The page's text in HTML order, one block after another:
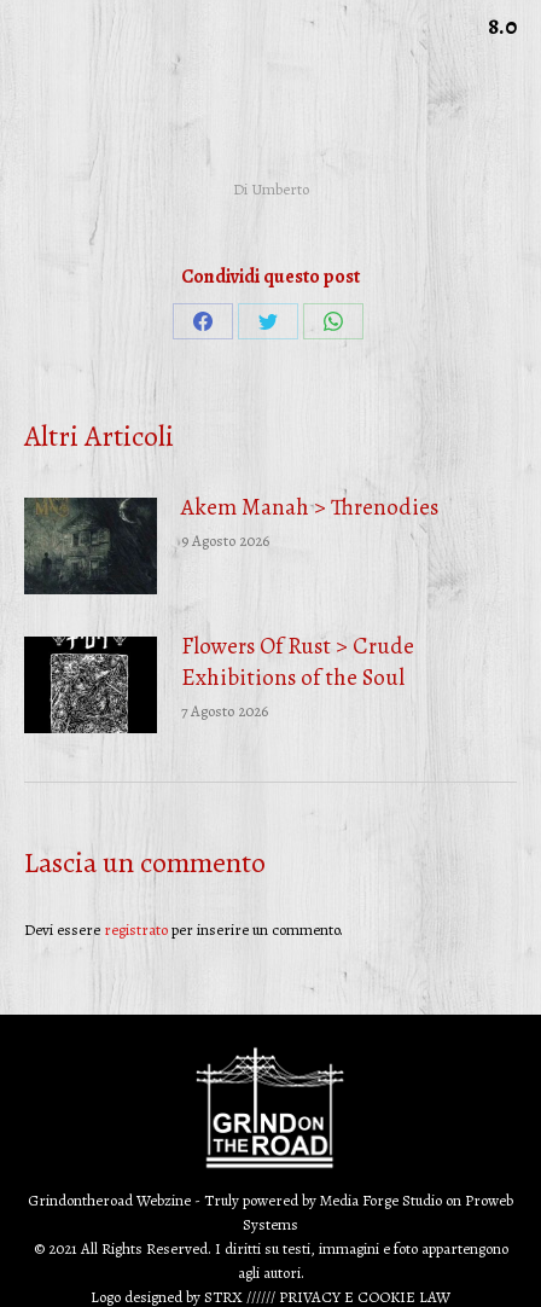
8.0
Di Umberto
Condividi questo post
CondividiCondividiCondividi
Altri Articoli
Akem Manah > Threnodies
9 Agosto 2026
Flowers Of Rust > Crude
Exhibitions of the Soul
7 Agosto 2026
Lascia un commento
Devi essere registratoper inserire un commento.
Grindontheroad Webzine - Truly powered byMedia Forge Studio on Proweb
Systems
© 2021 All Rights Reserved. I diritti su testi, immagini e foto appartengono
agli autori.
Logo designed bySTRX////// PRIVACY E COOKIE LAW